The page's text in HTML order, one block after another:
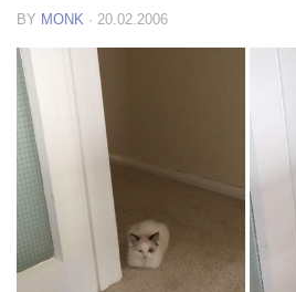
BY MONK · 20.02.2006